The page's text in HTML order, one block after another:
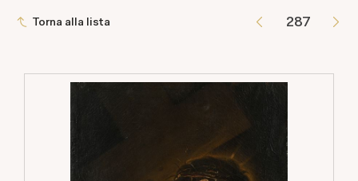
Torna alla lista